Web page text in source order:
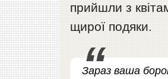
прийшли з
щирої подяки.
Зараз ваша